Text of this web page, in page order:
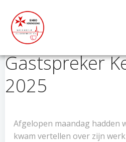
Gastspreker
2025
Afgelopen maandag hadden
kwam vertellen over zijn